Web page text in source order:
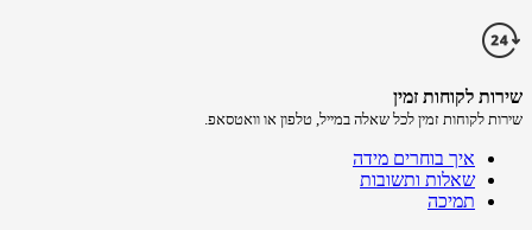
שירות לקוחות זמין
שירות לקוחות זמין לכל שאלה במייל, טלפון או וואטסאפ.
איך בוחרים מידה
שאלות ותשובות
תמיכה